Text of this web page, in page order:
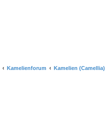
Kamelienforum Kamelien (Camellia)